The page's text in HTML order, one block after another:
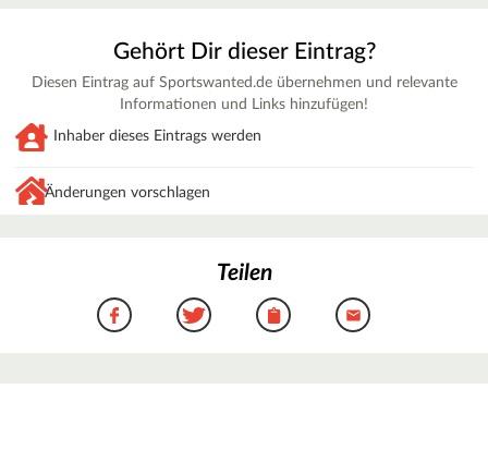
Gehört Dir dieser Eintrag?
Diesen Eintrag auf Sportswanted.de übernehmen und relevante
Informationen und Links hinzufügen!
Inhaber dieses Eintrags werden
Änderungen vorschlagen
Teilen